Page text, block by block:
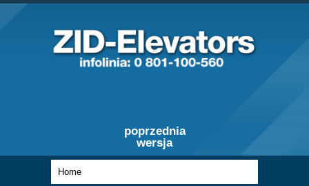
poprzednia
wersja